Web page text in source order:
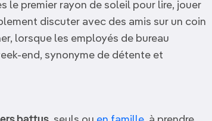
le premier rayon de soleil pour lire, jouer
discuter avec des amis sur un coin
lorsque les employés de bureau
end, synonyme de détente et